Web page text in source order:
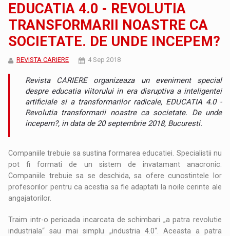
EDUCATIA 4.0 - REVOLUTIA
TRANSFORMARII NOASTRE CA
SOCIETATE. DE UNDE INCEPEM?
REVISTA CARIERE 4 Sep 2018
Revista CARIERE organizeaza un eveniment special
despre educatia viitorului in era disruptiva a inteligentei
artificiale si a transformarilor radicale, EDUCATIA 4.0 -
Revolutia transformarii noastre ca societate. De unde
incepem?, in data de 20 septembrie 2018, Bucuresti.
Companiile trebuie sa sustina formarea educatiei. Specialistii nu
pot fi formati de un sistem de invatamant anacronic.
Companiile trebuie sa se deschida, sa ofere cunostintele lor
profesorilor pentru ca acestia sa fie adaptati la noile cerinte ale
angajatorilor.
Traim intr-o perioada incarcata de schimbari „a patra revolutie
industriala“ sau mai simplu „industria 4.0“. Aceasta a patra